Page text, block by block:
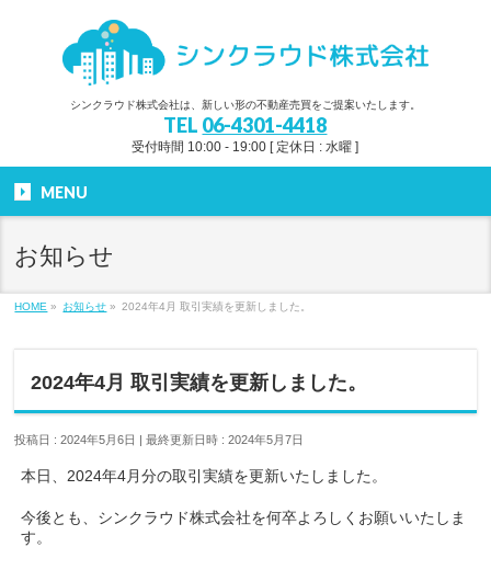
シンクラウド株式会社は、新しい形の不動産売買をご提案いたします。
TEL 06-4301-4418
受付時間 10:00 - 19:00 [ 定休日 : 水曜 ]
MENU
お知らせ
HOME » お知らせ » 2024年4月 取引実績を更新しました。
2024年4月 取引実績を更新しました。
投稿日 : 2024年5月6日 最終更新日時 : 2024年5月7日
本日、2024年4月分の取引実績を更新いたしました。
今後とも、シンクラウド株式会社を何卒よろしくお願いいたしま
す。